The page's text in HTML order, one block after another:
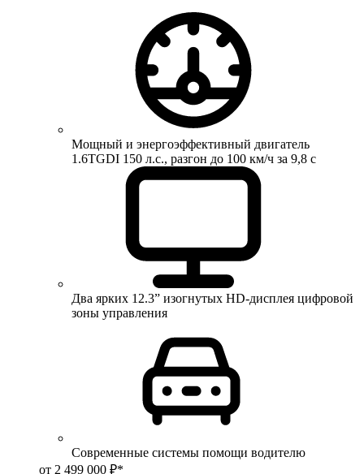
Мощный и энергоэффективный двигатель
1.6TGDI 150 л.с., разгон до 100 км/ч за 9,8 с
Два ярких 12.3” изогнутых HD-дисплея цифровой
зоны управления
Современные системы помощи водителю
от 2 499 000 ₽*